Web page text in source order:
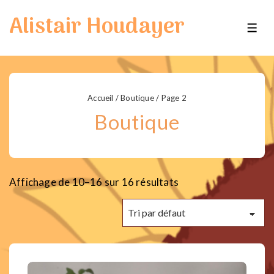
passer
Alistair Houdayer
Accueil /Boutique/ Page 2
Boutique
Affichage de 10–16 sur 16 résultats